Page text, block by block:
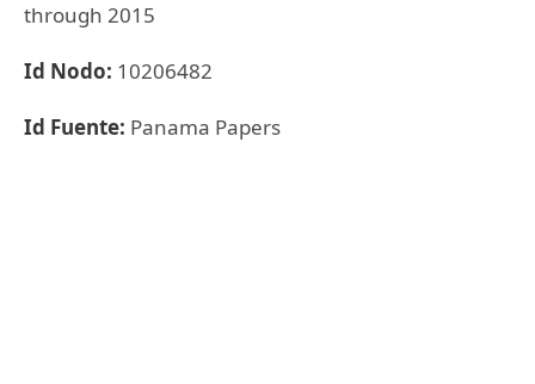
through 2015
Id Nodo: 10206482
Id Fuente: Panama Papers